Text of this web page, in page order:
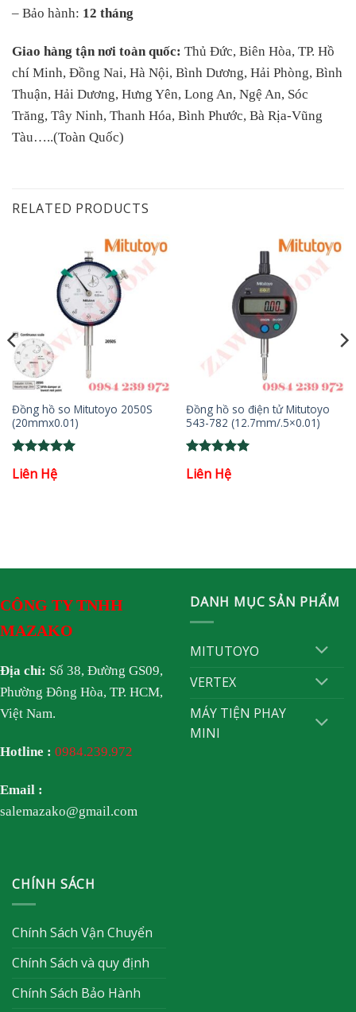
– Bảo hành: 12 tháng
Giao hàng tận nơi toàn quốc: Thủ Đức, Biên Hòa, TP. Hồ
chí Minh, Đồng Nai, Hà Nội, Bình Dương, Hải Phòng, Bình
Thuận, Hải Dương, Hưng Yên, Long An, Ngệ An, Sóc
Trăng, Tây Ninh, Thanh Hóa, Bình Phước, Bà Rịa-Vũng
Tàu…..(Toàn Quốc)
RELATED PRODUCTS
Đồng hồ so Mitutoyo 2050S
(20mmx0.01)
out of 5
Liên Hệ
Đồng hồ so điện tử Mitutoyo
543-782 (12.7mm/.5×0.01)
out of 5
Liên Hệ
CÔNG TY TNHH
MAZAKO
Địa chỉ: Số 38, Đường GS09,
Phường Đông Hòa, TP. HCM,
Việt Nam.
Hotline : 0984.239.972
Email :
salemazako@gmail.com
DANH MỤC SẢN PHẨM
MITUTOYO
VERTEX
MÁY TIỆN PHAY
MINI
CHÍNH SÁCH
Chính Sách Vận Chuyển
Chính Sách và quy định
Chính Sách Bảo Hành